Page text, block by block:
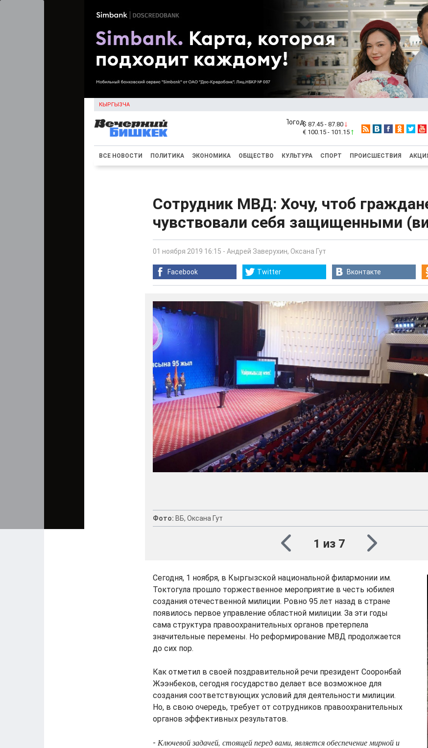
КЫРГЫЗЧА
$ 87.45 - 87.80
€ 100.15 - 101.15
ВСЕ НОВОСТИ ПОЛИТИКА ЭКОНОМИКА ОБЩЕСТВО КУЛЬТУРА СПОРТ ПРОИСШЕСТВИЯ
Сотрудник МВД: Хочу, чтоб
чувствовали себя защищенными
01 ноября 2019 16:15 - Андрей Заверухин, Оксана Гут
Facebook Twitter Вконтакте
Фото: ВБ, Оксана Гут
1 из 7
Сегодня, 1 ноября, в Кыргызской национальной филармонии им.
Токтогула прошло торжественное мероприятие в честь юбилея
создания отечественной милиции. Ровно 95 лет назад в стране
появилось первое управление областной милиции. За эти годы
сама структура правоохранительных органов претерпела
значительные перемены. Но реформирование МВД продолжается
до сих пор.
Как отметил в своей поздравительной речи президент Сооронбай
Жээнбеков, сегодня государство делает все возможное для
создания соответствующих условий для деятельности милиции.
Но, в свою очередь, требует от сотрудников правоохранительных
органов эффективных результатов.
- Ключевой задачей, стоящей перед вами, является обеспечение мирной и